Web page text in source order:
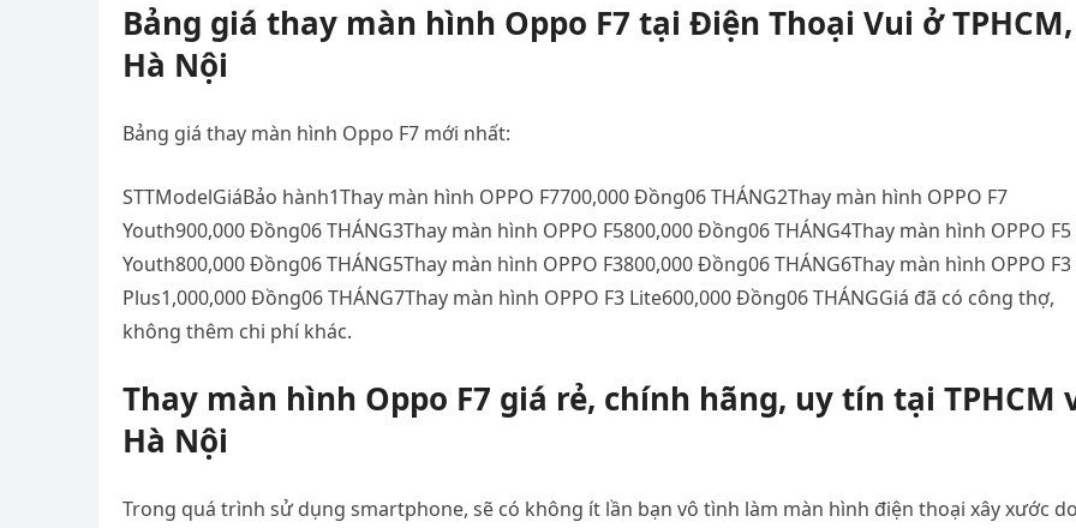
Bảng giá thay màn hình Oppo F7 tại Điện Thoại Vui ở TPHCM,
Hà Nội
Bảng giá thay màn hình Oppo F7 mới nhất:
STTModelGiáBảo hành1Thay màn hình OPPO F7700,000 Đồng06 THÁNG2Thay màn hình OPPO F7
Youth900,000 Đồng06 THÁNG3Thay màn hình OPPO F5800,000 Đồng06 THÁNG4Thay màn hình OPPO F5
Youth800,000 Đồng06 THÁNG5Thay màn hình OPPO F3800,000 Đồng06 THÁNG6Thay màn hình OPPO F3
Plus1,000,000 Đồng06 THÁNG7Thay màn hình OPPO F3 Lite600,000 Đồng06 THÁNGGiá đã có công thợ,
không thêm chi phí khác.
Thay màn hình Oppo F7 giá rẻ, chính hãng, uy tín tại TPHCM
Hà Nội
Trong quá trình sử dụng smartphone, sẽ có không ít lần bạn vô tình làm màn hình điện thoại xây xước